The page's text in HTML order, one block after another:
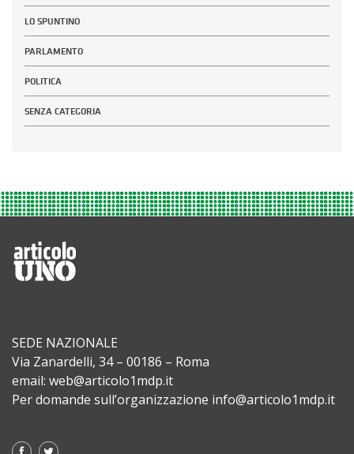
LO SPUNTINO
PARLAMENTO
POLITICA
SENZA CATEGORIA
SEDE NAZIONALE
Via Zanardelli, 34 – 00186 – Roma
email: web@articolo1mdp.it
Per domande sull’organizzazione info@articolo1mdp.it